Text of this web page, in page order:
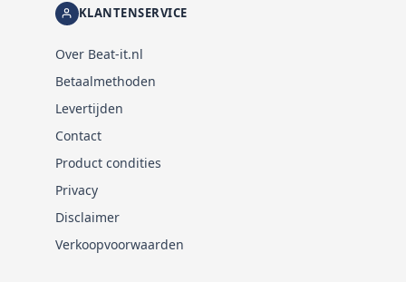
KLANTENSERVICE
Over Beat-it.nl
Betaalmethoden
Levertijden
Contact
Product condities
Privacy
Disclaimer
Verkoopvoorwaarden